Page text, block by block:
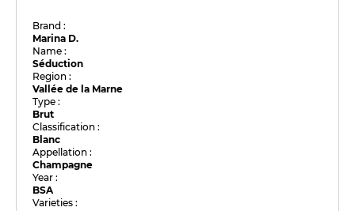
Brand :
Marina D.
Name :
Séduction
Region :
Vallée de la Marne
Type :
Brut
Classification :
Blanc
Appellation :
Champagne
Year :
BSA
Varieties :